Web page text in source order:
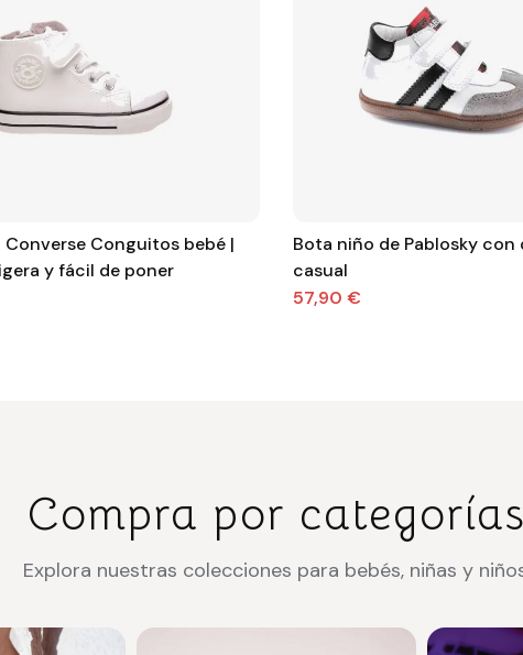
Conguitos bebé |
y fácil de poner
Bota niño de Pablosky
casual
57,90 €
Compra por
Explora nuestras colecciones para bebés, niñas y